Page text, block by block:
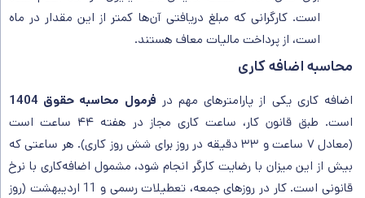
است. کارگرانی که مبلغ دریافتی آن‌ها کمتر از این مقدار در ماه
است، از پرداخت مالیات معاف هستند.
محاسبه اضافه کاری
اضافه کاری یکی از پارامترهای مهم در فرمول محاسبه حقوق 1404
است. طبق قانون کار، ساعت کاری مجاز در هفته ۴۴ ساعت است
(معادل ۷ ساعت و ۳۳ دقیقه در روز برای شش روز کاری). هر ساعتی که
بیش از این میزان با رضایت کارگر انجام شود، مشمول اضافه‌کاری با نرخ
قانونی است. کار در روزهای جمعه، تعطیلات رسمی و 11 اردیبهشت (روز